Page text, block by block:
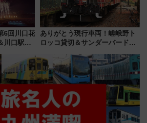
6回川口花
川口駅か
ありがとう現行車両！嵯峨野ト
ロッコ貸切＆サンダーバードレ
斉藤雪乃＆福原トシヒロと行
く！9月13日「京都の鉄道満喫
ツアー」開催